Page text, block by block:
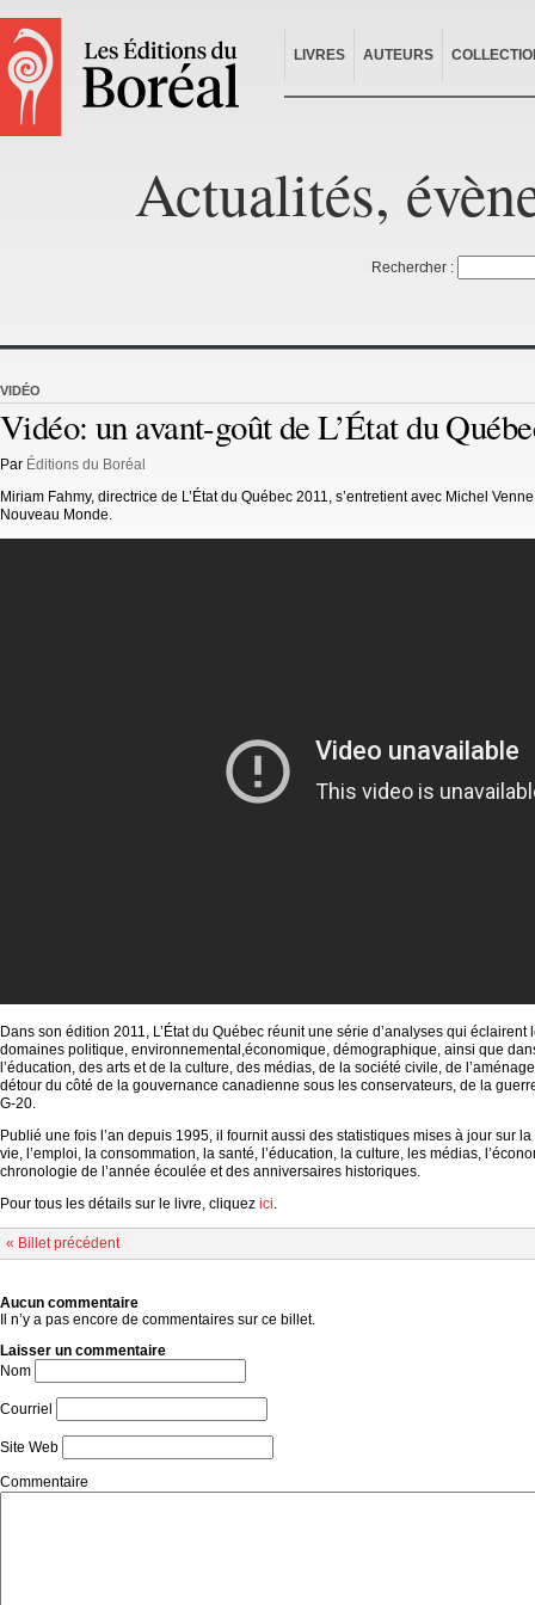
LIVRES AUTEURS
Actualités,
Rechercher :
VIDÉO
Vidéo: un avant-goût de L’État du
Par Éditions du Boréal
Miriam Fahmy, directrice de L’État du Québec 2011, s’entretient avec Michel
Nouveau Monde.
Dans son édition 2011, L’État du Québec réunit une série d’analyses qui
domaines politique, environnemental,économique, démographique, ainsi que
l’éducation, des arts et de la culture, des médias, de la société civile, de
détour du côté de la gouvernance canadienne sous les conservateurs, de la
G-20.
Publié une fois l’an depuis 1995, il fournit aussi des statistiques mises à jour sur
vie, l’emploi, la consommation, la santé, l’éducation, la culture, les médias,
chronologie de l’année écoulée et des anniversaires historiques.
Pour tous les détails sur le livre, cliquez ici.
« Billet précédent
Aucun commentaire
Il n’y a pas encore de commentaires sur ce billet.
Laisser un commentaire
Nom
Courriel
Site Web
Commentaire